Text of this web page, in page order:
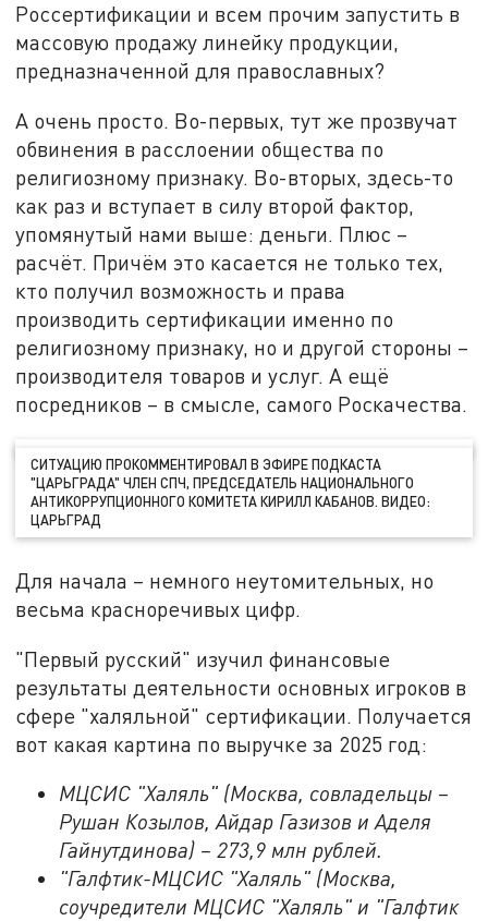
Россертификации и всем прочим запустить в
массовую продажу линейку продукции,
предназначенной для православных?
А очень просто. Во-первых, тут же прозвучат
обвинения в расслоении общества по
религиозному признаку. Во-вторых, здесь-то
как раз и вступает в силу второй фактор,
упомянутый нами выше: деньги. Плюс –
расчёт. Причём это касается не только тех,
кто получил возможность и права
производить сертификации именно по
религиозному признаку, но и другой стороны –
производителя товаров и услуг. А ещё
посредников – в смысле, самого Роскачества.
СИТУАЦИЮ ПРОКОММЕНТИРОВАЛ В ЭФИРЕ ПОДКАСТА
"ЦАРЬГРАДА" ЧЛЕН СПЧ, ПРЕДСЕДАТЕЛЬ НАЦИОНАЛЬНОГО
АНТИКОРРУПЦИОННОГО КОМИТЕТА КИРИЛЛ КАБАНОВ. ВИДЕО:
ЦАРЬГРАД
Для начала – немного неутомительных, но
весьма красноречивых цифр.
"Первый русский" изучил финансовые
результаты деятельности основных игроков в
сфере "халяльной" сертификации. Получается
вот какая картина по выручке за 2025 год:
МЦСИС "Халяль" (Москва, совладельцы –
Рушан Козылов, Айдар Газизов и Аделя
Гайнутдинова) – 273,9 млн рублей.
"Галфтик-МЦСИС "Халяль" (Москва,
соучредители МЦСИС "Халяль" и "Галфтик